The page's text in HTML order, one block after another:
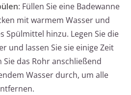
: Füllen Sie eine Badewanne
mit warmem Wasser und
Spülmittel hinzu. Legen Sie die
und lassen Sie sie einige Zeit
Sie das Rohr anschließend
Wasser durch, um alle